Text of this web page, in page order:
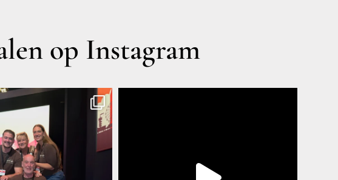
op Instagram